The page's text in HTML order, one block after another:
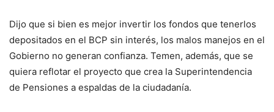
Dijo que si bien es mejor invertir los fondos que tenerlos
depositados en el BCP sin interés, los malos manejos en el
Gobierno no generan confianza. Temen, además, que se
quiera reflotar el proyecto que crea la Superintendencia
de Pensiones a espaldas de la ciudadanía.